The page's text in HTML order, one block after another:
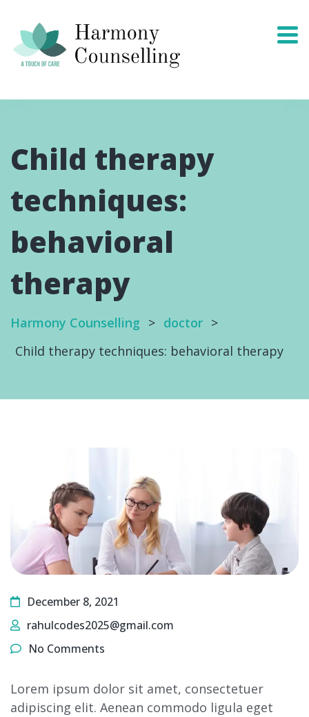
Child therapy
techniques:
behavioral
therapy
Harmony Counselling > doctor >
Child therapy techniques: behavioral therapy
December 8, 2021
rahulcodes2025@gmail.com
No Comments
Lorem ipsum dolor sit amet, consectetuer
adipiscing elit. Aenean commodo ligula eget